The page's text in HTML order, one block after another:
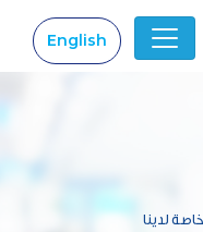
English
لدينا